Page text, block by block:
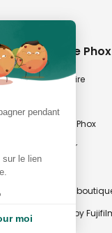
A propos de Phox
Notre savoir-faire
Nos magasins Phox
Notre newsletter
Atelier Photo en
Travaux Photo by
pendant
sur le lien
moi